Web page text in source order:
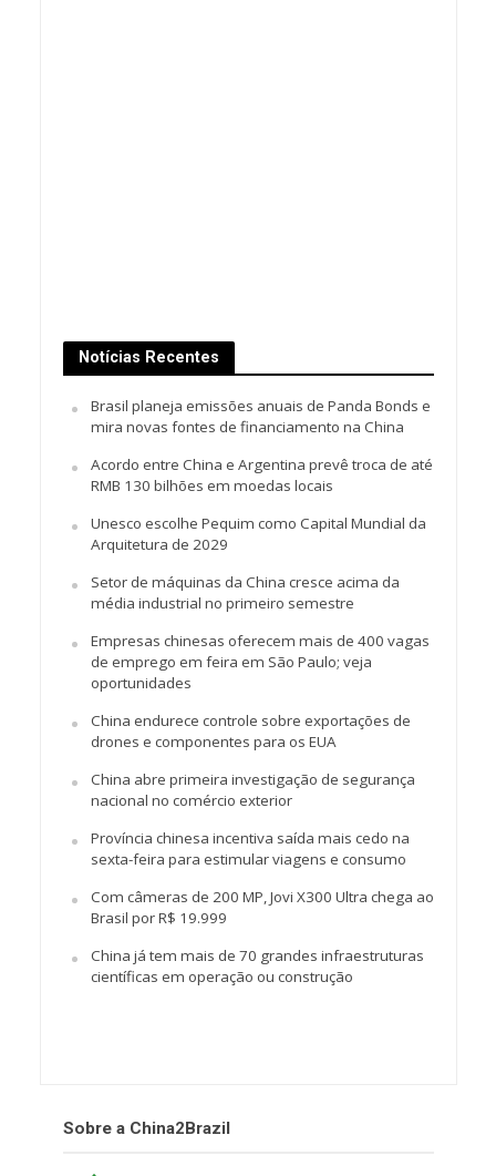
Notícias Recentes
Brasil planeja emissões anuais de Panda Bonds e
mira novas fontes de financiamento na China
Acordo entre China e Argentina prevê troca de até
RMB 130 bilhões em moedas locais
Unesco escolhe Pequim como Capital Mundial da
Arquitetura de 2029
Setor de máquinas da China cresce acima da
média industrial no primeiro semestre
Empresas chinesas oferecem mais de 400 vagas
de emprego em feira em São Paulo; veja
oportunidades
China endurece controle sobre exportações de
drones e componentes para os EUA
China abre primeira investigação de segurança
nacional no comércio exterior
Província chinesa incentiva saída mais cedo na
sexta-feira para estimular viagens e consumo
Com câmeras de 200 MP, Jovi X300 Ultra chega ao
Brasil por R$ 19.999
China já tem mais de 70 grandes infraestruturas
científicas em operação ou construção
Sobre a China2Brazil